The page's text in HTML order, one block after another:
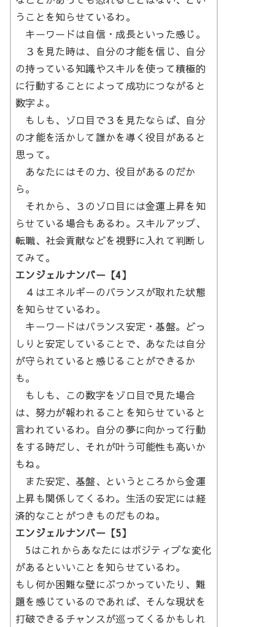
うことを知らせているわ。
キーワードは自信・成長といった感じ。
３を見た時は、自分の才能を信じ、自分
の持っている知識やスキルを使って積極的
に行動することによって成功につながると
数字よ。
もしも、ゾロ目で３を見たならば、自分
の才能を活かして誰かを導く役目があると
思って。
あなたにはその力、役目があるのだか
ら。
それから、３のゾロ目には金運上昇を知
らせている場合もあるわ。スキルアップ、
転職、社会貢献などを視野に入れて判断し
てみて。
エンジェルナンバー【4】
４はエネルギーのバランスが取れた状態
を知らせているわ。
キーワードはバランス安定・基盤。どっ
しりと安定していることで、あなたは自分
が守られていると感じることができるか
も。
もしも、この数字をゾロ目で見た場合
は、努力が報われることを知らせていると
言われているわ。自分の夢に向かって行動
をする時だし、それが叶う可能性も高いか
もね。
また安定、基盤、というところから金運
上昇も関係してくるわ。生活の安定には経
済的なことがつきものだものね。
エンジェルナンバー【5】
5はこれからあなたにはポジティブな変化
があるといいことを知らせているわ。
もし何か困難な壁にぶつかっていたり、難
題を感じているのであれば、そんな現状を
打破できるチャンスが巡ってくるかもしれ